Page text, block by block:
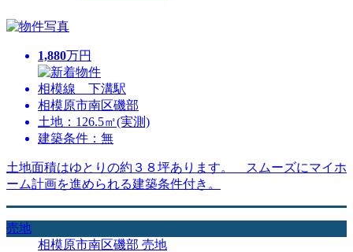
1,880万円
相模線 下溝駅
相模原市南区磯部
土地：126.5㎡(実測)
建築条件：無
土地面積はゆとりの約３８坪あります。 スムーズにマイホ
ーム計画を進められる建築条件付き。
売地
相模原市南区磯部 売地